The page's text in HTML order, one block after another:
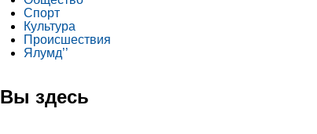
Спорт
Культура
Происшествия
Ялумд’’
Вы здесь